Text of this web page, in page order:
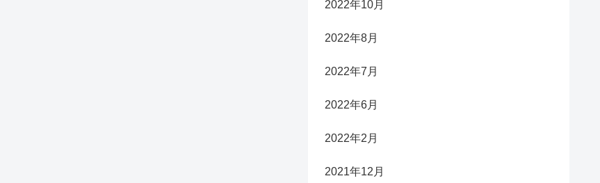
2022年10月
2022年8月
2022年7月
2022年6月
2022年2月
2021年12月